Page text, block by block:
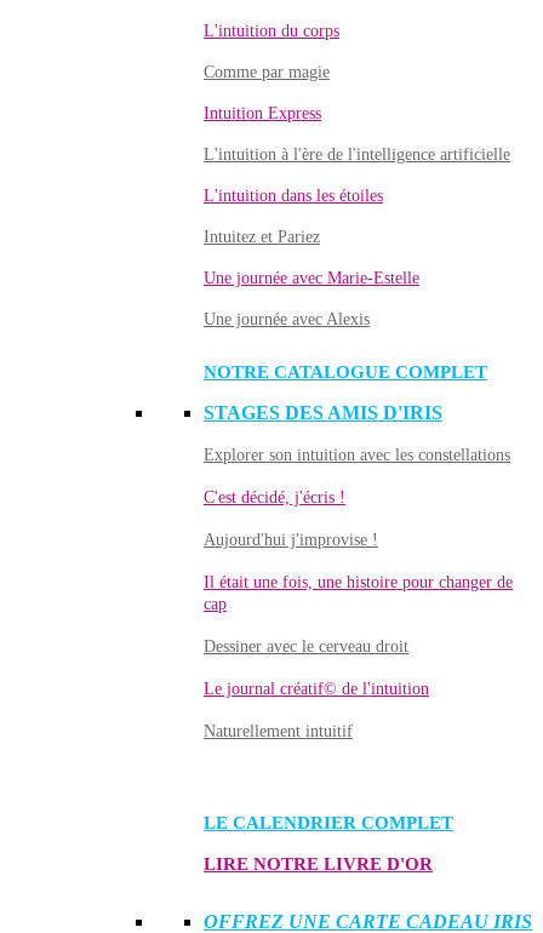
L'intuition du corps
Comme par magie
Intuition Express
L'intuition à l'ère de l'intelligence artificielle
L'intuition dans les étoiles
Intuitez et Pariez
Une journée avec Marie-Estelle
Une journée avec Alexis
NOTRE CATALOGUE COMPLET
STAGES DES AMIS D'IRIS
Explorer son intuition avec les constellations
C'est décidé, j'écris !
Aujourd'hui j'improvise !
Il était une fois, une histoire pour changer de
cap
Dessiner avec le cerveau droit
Le journal créatif© de l'intuition
Naturellement intuitif
LE CALENDRIER COMPLET
LIRE NOTRE LIVRE D'OR
OFFREZ UNE CARTE CADEAU IRIS